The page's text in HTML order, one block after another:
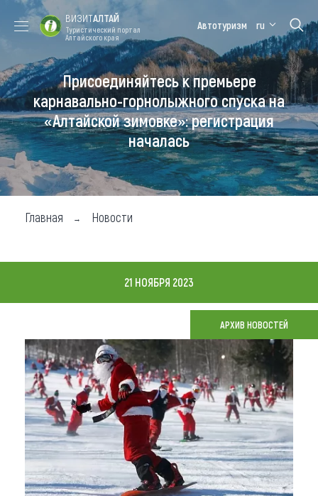
Форум VISIT
ALTAI
Цветение
маральника
Медицинский
форум
Алтайская
зимовка
Туры
Где побывать
Чем заняться
Где остановиться
Что привезти (сувениры)
О регионе
Коллекция впечатлений
Другие рубрики
ВИЗИТАЛТАЙ
Туристический портал
Алтайского края
Автотуризм ru
Присоединяйтесь к премьере
карнавально-горнолыжного спуска на
«Алтайской зимовке»: регистрация
началась
Главная Новости
21 НОЯБРЯ 2023
АРХИВ НОВОСТЕЙ